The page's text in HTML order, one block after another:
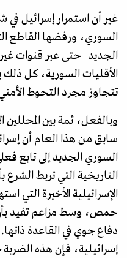
غير أن استمرار إسرائيل
السوري، ورفضها القاطع
الجديد– حتى عبر قنوات
الأقليات السورية، كل ذلك
تتجاوز مجرد التحوط
وبالفعل، ثمة بين
سابق من هذا العام أن
السوري الجديد إلى تابع
التاريخية التي تربط
الإسرائيلية الأخيرة التي
حمص، وسط مزاعم تفيد
دفاع جوي في القاعدة ذاتها.
إسرائيلية، فإن هذه